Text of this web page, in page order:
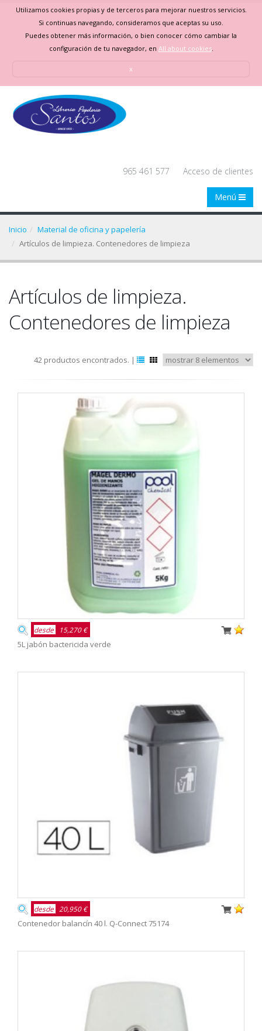
Utilizamos cookies propias y de terceros para mejorar nuestros servicios.
Si continuas navegando, consideramos que aceptas su uso.
Puedes obtener más información, o bien conocer cómo cambiar la
configuración de tu navegador, en All about cookies.
x
965 461 577 Acceso de clientes
Menú
Inicio
Material de oficina y papelería
Artículos de limpieza. Contenedores de limpieza
Artículos de limpieza.
Contenedores de limpieza
42 productos encontrados. |
desde 15,270 €
5L jabón bactericida verde
desde 20,950 €
Contenedor balancín 40 l. Q-Connect 75174